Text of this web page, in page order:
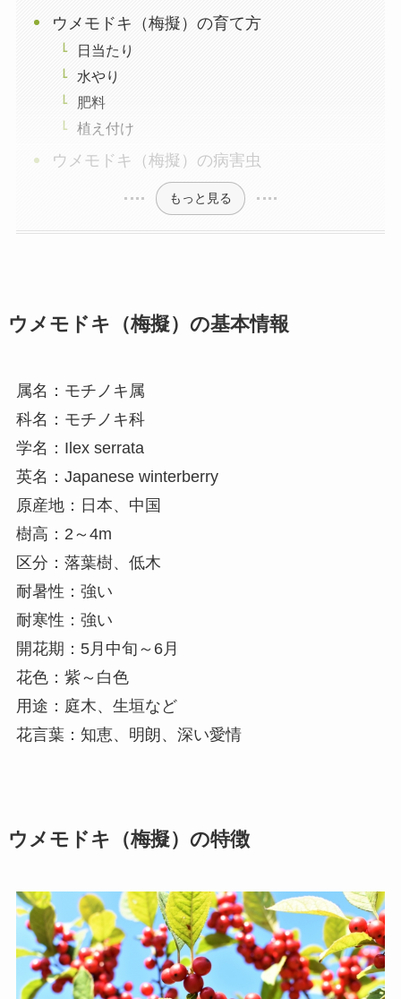
ウメモドキ（梅擬）の育て方
日当たり
水やり
肥料
植え付け
ウメモドキ（梅擬）の病害虫
もっと見る
ウメモドキ（梅擬）の基本情報
属名：モチノキ属
科名：モチノキ科
学名：Ilex serrata
英名：Japanese winterberry
原産地：日本、中国
樹高：2～4m
区分：落葉樹、低木
耐暑性：強い
耐寒性：強い
開花期：5月中旬～6月
花色：紫～白色
用途：庭木、生垣など
花言葉：知恵、明朗、深い愛情
ウメモドキ（梅擬）の特徴